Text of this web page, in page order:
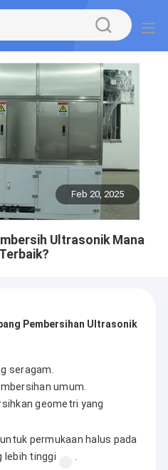
Feb 20, 2025
Ultrasonik Mana
Pembersihan Ultrasonik
seragam.
umum.
geometri yang
permukaan halus pada
lebih tinggi
.